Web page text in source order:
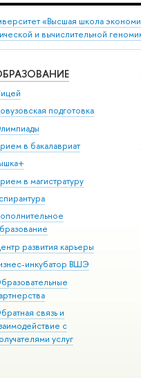
«Высшая школа
и вычислительной
подготовка
в бакалавриат
в магистратуру
развития карьеры
инкубатор ВШЭ
связь и
с
услуг